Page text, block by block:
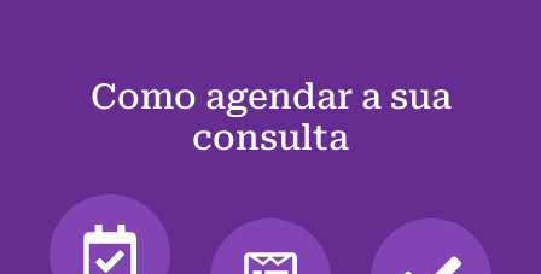
Como agendar a sua
consulta